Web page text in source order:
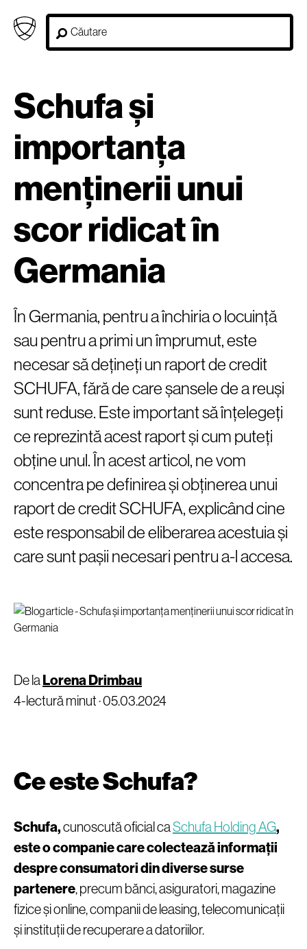
Schufa și
importanța
menținerii unui
scor ridicat în
Germania
În Germania, pentru a închiria o locuință
sau pentru a primi un împrumut, este
necesar să dețineți un raport de credit
SCHUFA, fără de care șansele de a reuși
sunt reduse. Este important să înțelegeți
ce reprezintă acest raport și cum puteți
obține unul. În acest articol, ne vom
concentra pe definirea și obținerea unui
raport de credit SCHUFA, explicând cine
este responsabil de eliberarea acestuia și
care sunt pașii necesari pentru a-l accesa.
De laLorena Drimbau
4-lectură minut ·05.03.2024
Ce este Schufa?
Schufa,cunoscută oficial caSchufa Holding AG,
este o companie care colectează informații
despre consumatori din diverse surse
partenere, precum bănci, asiguratori, magazine
fizice și online, companii de leasing, telecomunicații
și instituții de recuperare a datoriilor.